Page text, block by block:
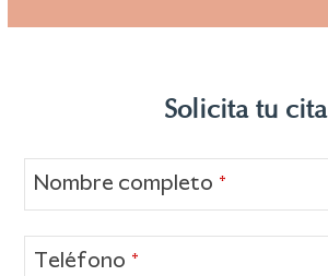
slide
Solicita tu cita
Nombre completo *
Teléfono *